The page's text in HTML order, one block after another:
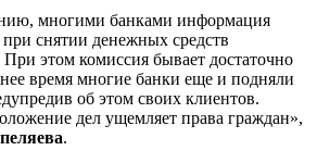
многими банками информация
снятии денежных средств
При этом комиссия бывает достаточно
время многие банки еще и подняли
об этом своих клиентов.
дел ущемляет права граждан»,
.